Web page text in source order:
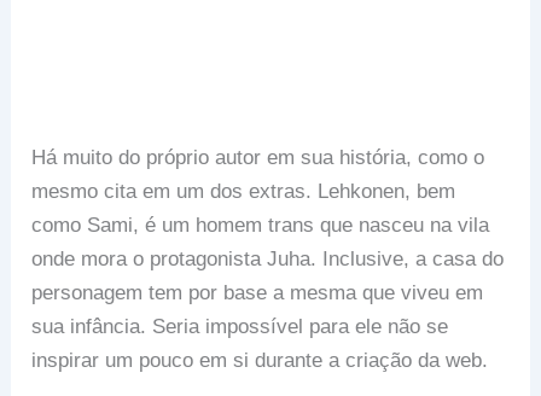
Há muito do próprio autor em sua história, como o
mesmo cita em um dos extras. Lehkonen, bem
como Sami, é um homem trans que nasceu na vila
onde mora o protagonista Juha. Inclusive, a casa do
personagem tem por base a mesma que viveu em
sua infância. Seria impossível para ele não se
inspirar um pouco em si durante a criação da web.